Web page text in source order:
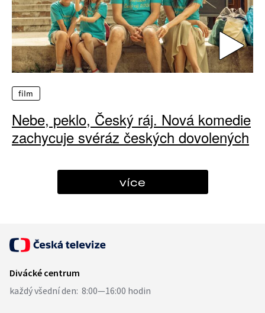
film
Nebe, peklo, Český ráj. Nová komedie
zachycuje svéráz českých dovolených
více